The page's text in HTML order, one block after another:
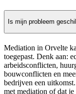
Is mijn probleem
Mediation in Orvelte
toegepast. Denk aan:
arbeidsconflicten,
bouwconflicten en
bedrijven een
met mediation of dat je